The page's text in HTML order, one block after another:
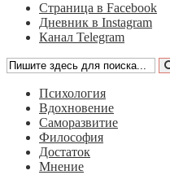
Страница в Facebook
Дневник в Instagram
Канал Telegram
Психология
Вдохновение
Саморазвитие
Философия
Достаток
Мнение